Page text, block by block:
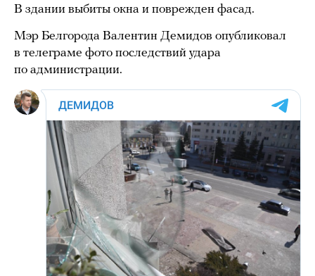
В здании выбиты окна и поврежден фасад.
Мэр Белгорода Валентин Демидов опубликовал
в телеграме фото последствий удара
по администрации.